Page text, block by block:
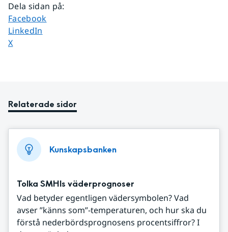
Dela sidan på:
Dela sidan på
Facebook
Dela sidan på
LinkedIn
Dela sidan på
X
Relaterade sidor
Kunskapsbanken
Tolka SMHIs väderprognoser
Vad betyder egentligen vädersymbolen? Vad
avser ”känns som”-temperaturen, och hur ska du
förstå nederbördsprognosens procentsiffror? I